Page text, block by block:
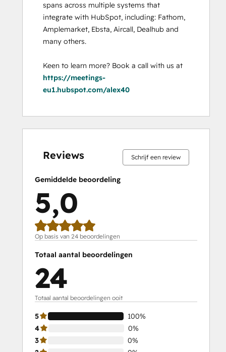
spans across multiple systems that
integrate with HubSpot, including: Fathom,
Amplemarket, Ebsta, Aircall, Dealhub and
many others.
https://meetings-
eu1.hubspot.com/alex40
Reviews Schrijf een review
Gemiddelde beoordeling
5,0
Op basis van 24 beoordelingen
Totaal aantal beoordelingen
24
Totaal aantal beoordelingen ooit
5
100%
4
0%
3
0%